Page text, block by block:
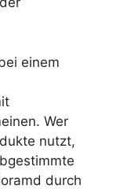
einem
Wer
nutzt,
durch